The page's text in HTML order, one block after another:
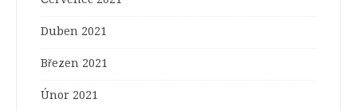
Duben 2021
Březen 2021
Únor 2021